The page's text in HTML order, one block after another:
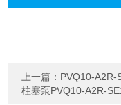
上一篇： PVQ10-A2R-
柱塞泵PVQ10-A2R-